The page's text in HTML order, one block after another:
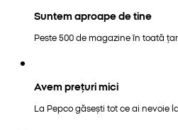
Suntem aproape de tine
Peste 500 de magazine în toată
Avem prețuri mici
La Pepco găsești tot ce ai nevoie